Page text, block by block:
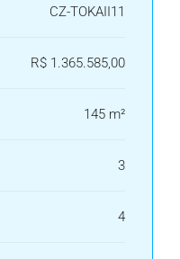
CZ-TOKAII11
R$ 1.365.585,00
145 m²
3
4